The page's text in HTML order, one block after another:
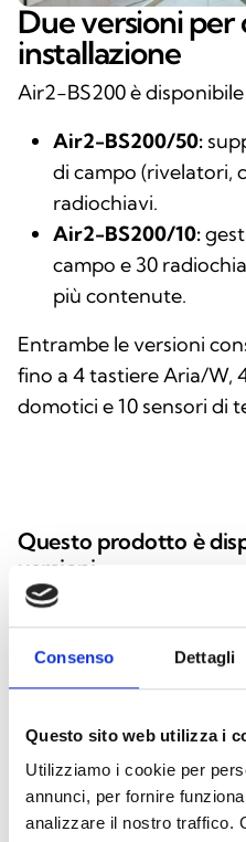
Consenso Dettagli
Questo sito web utilizza i
Utilizziamo i cookie per
annunci, per fornire
analizzare il nostro traffico.
Due versioni per
installazione
Air2-BS200 è
Air2-BS200/50:
di campo (rivelatori,
radiochiavi.
Air2-BS200/10:
campo e 30
più contenute.
Entrambe le versioni
fino a 4 tastiere Aria/W,
domotici e 10 sensori di
Questo prodotto è
versioni
50